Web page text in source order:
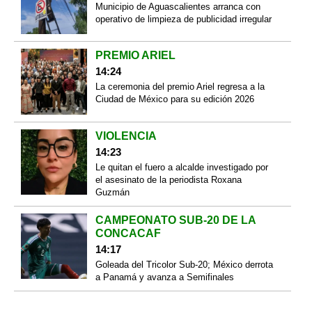
Municipio de Aguascalientes arranca con
operativo de limpieza de publicidad irregular
PREMIO ARIEL
14:24
La ceremonia del premio Ariel regresa a la
Ciudad de México para su edición 2026
VIOLENCIA
14:23
Le quitan el fuero a alcalde investigado por
el asesinato de la periodista Roxana
Guzmán
CAMPEONATO SUB-20 DE LA
CONCACAF
14:17
Goleada del Tricolor Sub-20; México derrota
a Panamá y avanza a Semifinales